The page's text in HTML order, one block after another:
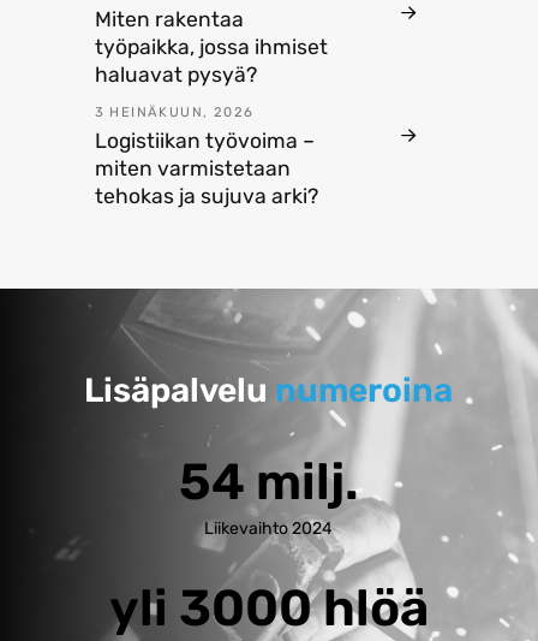
Miten rakentaa
työpaikka, jossa ihmiset
haluavat pysyä?
3 HEINÄKUUN, 2026
Logistiikan työvoima –
miten varmistetaan
tehokas ja sujuva arki?
Lisäpalvelu numeroina
54 milj.
Liikevaihto 2024
yli 3000 hlöä